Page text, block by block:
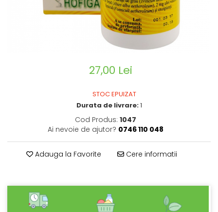
SUPLIMENTE SLĂBIRE
SUPLIMENTE COLESTEROL
SUPLIMENTE RĂCEALĂ- APARAT
SUPLIMENTE ANTIOXIDANȚI-
ANTITUMORAL
SUPLIMENTE URO-GENITAL
SUPLIMENTE DETOXIFIERE
COLON
SUPLIMENTE IMUNITATE
27,00 Lei
STOC EPUIZAT
Durata de livrare:1
Cod Produs: 1047
Ai nevoie de ajutor? 0746 110 048
Adauga la Favorite Cere informatii